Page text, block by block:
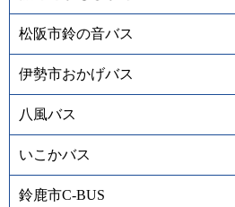
松阪市鈴の音バス
伊勢市おかげバス
八風バス
いこかバス
鈴鹿市C-BUS